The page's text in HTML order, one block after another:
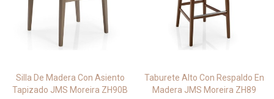
Silla De Madera Con Asiento
Tapizado JMS Moreira ZH90B
Taburete Alto Con Respaldo En
Madera JMS Moreira ZH89